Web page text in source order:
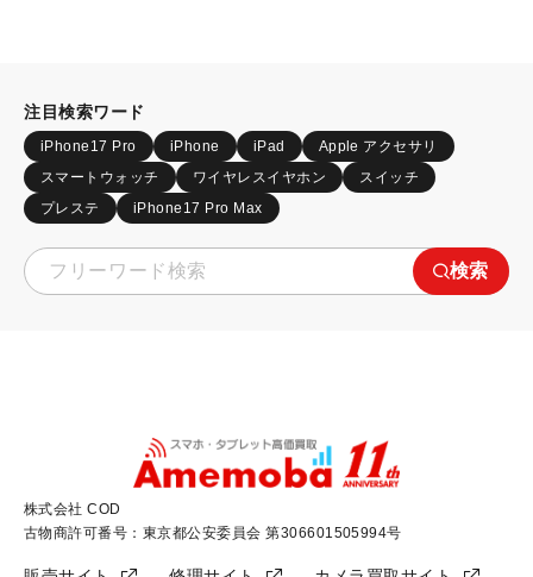
注目検索ワード
iPhone17 Pro iPhone iPad
Apple アクセサリ
スマートウォッチ
ワイヤレスイヤホン
スイッチ
プレステ
iPhone17 Pro Max
検索
株式会社 COD
古物商許可番号：東京都公安委員会 第306601505994号